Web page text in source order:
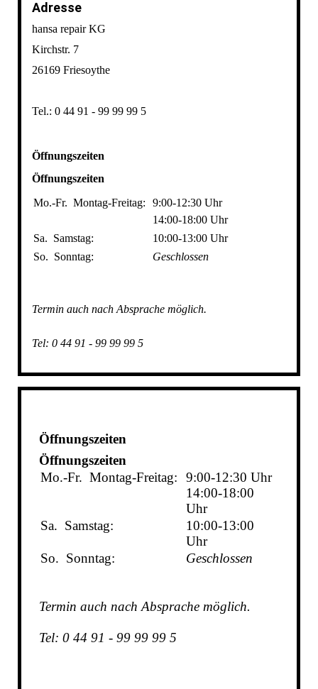
Adresse
hansa repair KG
Kirchstr. 7
26169 Friesoythe
Tel.: 0 44 91 - 99 99 99 5
Öffnungszeiten
Öffnungszeiten
Mo.-Fr. Montag-Freitag: 9:00-12:30Uhr
14:00-18:00Uhr
Sa. Samstag: 10:00-13:00Uhr
So. Sonntag: Geschlossen
Termin auch nach Absprache möglich.
Tel: 0 44 91 - 99 99 99 5
Öffnungszeiten
Öffnungszeiten
Mo.-Fr. Montag-Freitag: 9:00-12:30 Uhr
14:00-18:00
Uhr
Sa. Samstag:
10:00-13:00
Uhr
So. Sonntag: Geschlossen
Termin auch nach Absprache möglich.
Tel: 0 44 91 - 99 99 99 5